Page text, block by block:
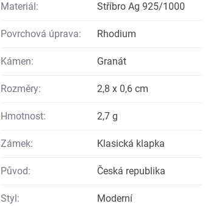
Materiál: Stříbro Ag 925/1000
Povrchová úprava: Rhodium
Kámen: Granát
Rozměry: 2,8 x 0,6 cm
Hmotnost: 2,7 g
Zámek: Klasická klapka
Původ: Česká republika
Styl: Moderní